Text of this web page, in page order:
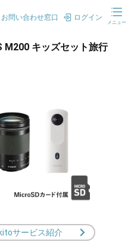
お問い合わせ窓口 ログイン
メニュー
M200 キッズセット旅行
サービス紹介